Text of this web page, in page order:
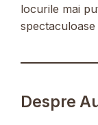
locurile mai
spectaculoase
Despre